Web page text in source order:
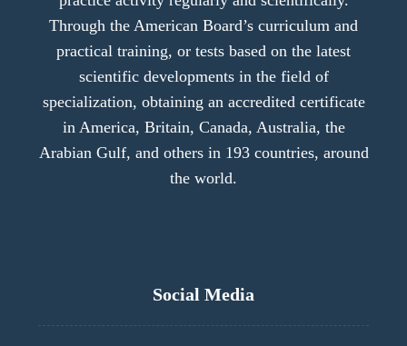
Through the American Board’s curriculum and
practical training, or tests based on the latest
scientific developments in the field of
specialization, obtaining an accredited certificate
in America, Britain, Canada, Australia, the
Arabian Gulf, and others in 193 countries, around
the world.
Social Media